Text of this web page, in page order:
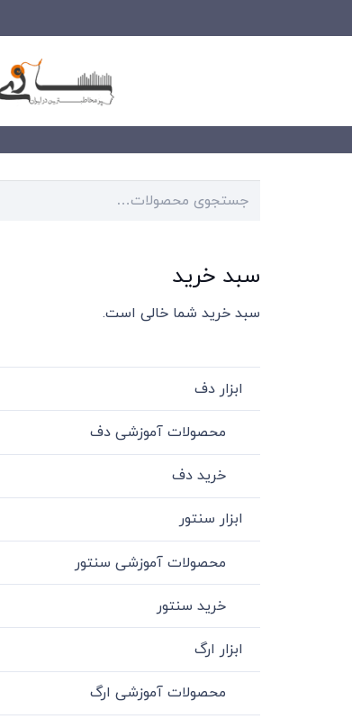
جستجو
سبد خرید
سبد خرید شما خالی است.
ابزار دف
محصولات آموزشی دف
خرید دف
ابزار سنتور
محصولات آموزشی سنتور
خرید سنتور
ابزار ارگ
محصولات آموزشی ارگ